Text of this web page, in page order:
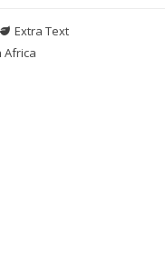
Extra Text
Africa